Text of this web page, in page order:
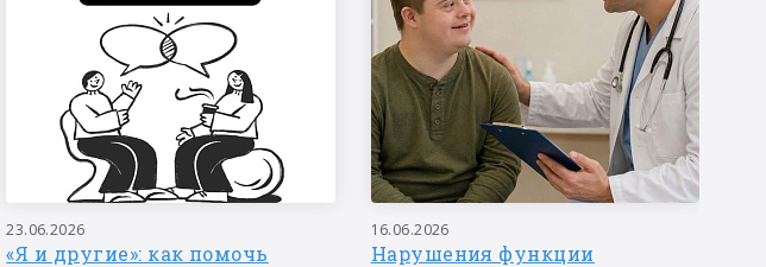
23.06.2026
«Я и другие»: как помочь
16.06.2026
Нарушения функции